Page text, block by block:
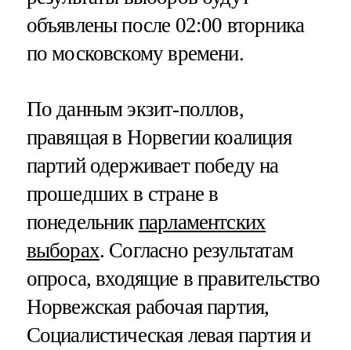
объявлены после 02:00 вторника
по московскому времени.
По данным экзит-поллов,
правящая в Норвегии коалиция
партий одерживает победу на
прошедших в стране в
понедельник парламентских
выборах. Согласно результатам
опроса, входящие в правительство
Норвежская рабочая партия,
Социалистическая левая партия и